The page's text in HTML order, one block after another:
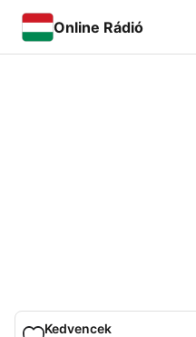
Online Rádió
Kedvencek